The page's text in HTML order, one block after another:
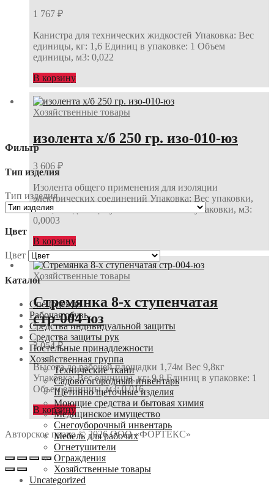
1 767 ₽
Канистра для технических жидкостей Упаковка: Вес
единицы, кг: 1,6 Единиц в упаковке: 1 Объем
единицы, м3: 0,022
В корзину
Хозяйственные товары
изолента х/б 250 гр. изо-010-юз
3 606 ₽
Изолента общего применения для изоляции
электрических соединений Упаковка: Вес упаковки,
кг: 0,75 Единиц в упаковке: 30 Объем упаковки, м3:
0,0003
В корзину
Хозяйственные товары
Стремянка 8-х ступенчатая
стр-004-юз
3 054₽
Высота до рабочей площадки 1,74м Вес 9,8кг
Упаковка: Вес единицы, кг: 9,8 Единиц в упаковке: 1
Объем единицы, м3: 0,016
В корзину
Авторское право © 2026 ООО «ФОРТЕКС»
Фильтр
Тип изделия
Тип изделия
Цвет
Цвет
Каталог
Спецодежда
Рабочая обувь
Средства индивидуальной защиты
Средства защиты рук
Постельные принадлежности
Хозяйственная группа
Технические ткани
Садово огородный инвентарь
Щетинно щеточные изделия
Моющие средства и бытовая химия
Медицинское имущество
Снегоуборочный инвентарь
Мебель для рабочих
Огнетушители
Ограждения
Хозяйственные товары
Uncategorized